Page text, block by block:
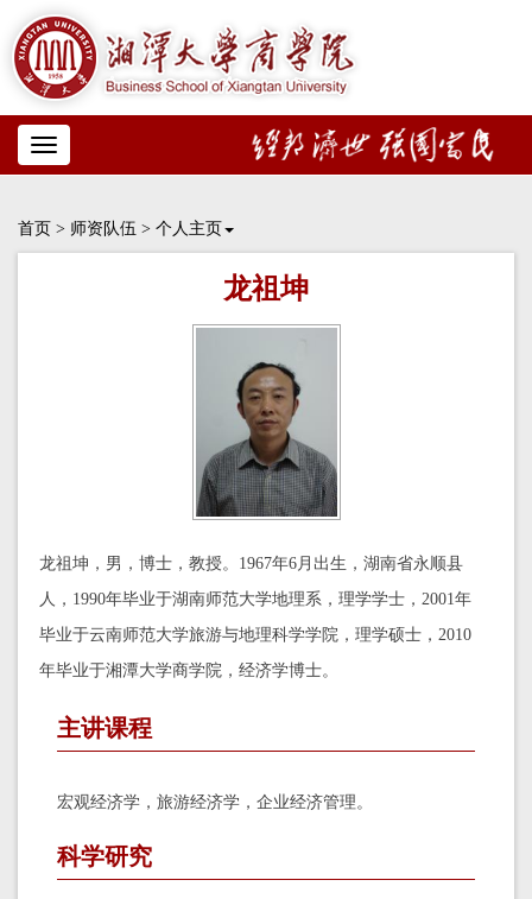
Toggle
navigation
首页 > 师资队伍 > 个人主页
龙祖坤
龙祖坤，男，博士，教授。1967年6月出生，湖南省永顺县
人，1990年毕业于湖南师范大学地理系，理学学士，2001年
毕业于云南师范大学旅游与地理科学学院，理学硕士，2010
年毕业于湘潭大学商学院，经济学博士。
主讲课程
宏观经济学，旅游经济学，企业经济管理。
科学研究